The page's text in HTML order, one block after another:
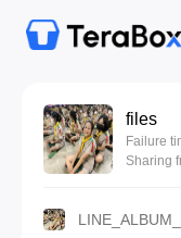
files
Failure
Sharing